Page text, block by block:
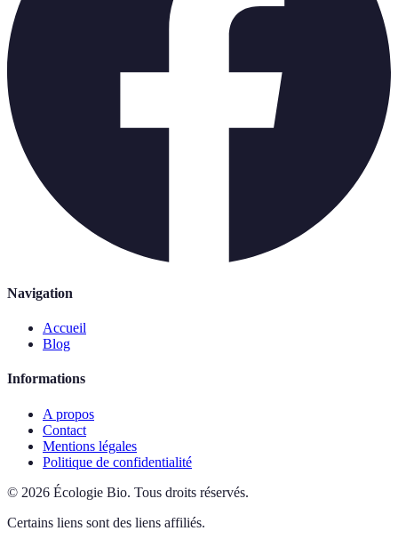
Navigation
Accueil
Blog
Informations
A propos
Contact
Mentions légales
Politique de confidentialité
© 2026 Écologie Bio. Tous droits réservés.
Certains liens sont des liens affiliés.